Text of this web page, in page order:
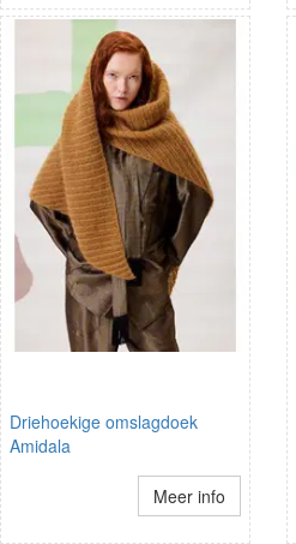
Driehoekige omslagdoek
Amidala
Meer info